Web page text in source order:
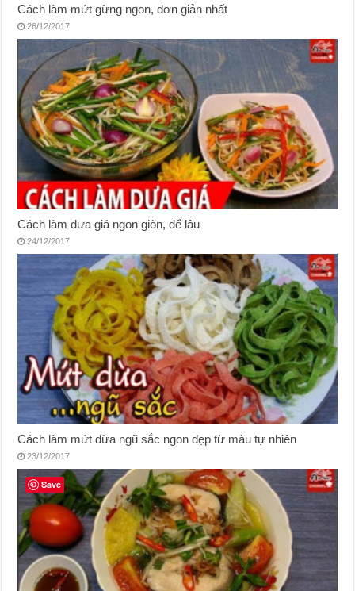
Cách làm mứt gừng ngon, đơn giản nhất
26/12/2017
Cách làm dưa giá ngon giòn, để lâu
24/12/2017
Cách làm mứt dừa ngũ sắc ngon đẹp từ màu tự nhiên
23/12/2017
Save